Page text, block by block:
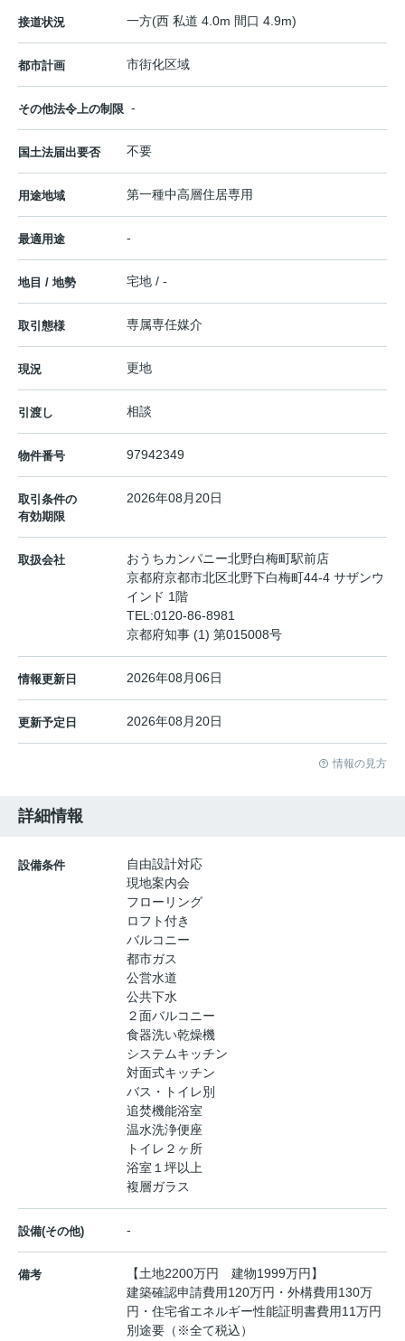
接道状況 一方(西 私道 4.0m 間口 4.9m)
都市計画 市街化区域
その他法令上の制限 -
国土法届出要否 不要
用途地域 第一種中高層住居専用
最適用途 -
地目 / 地勢 宅地 / -
取引態様 専属専任媒介
現況 更地
引渡し 相談
物件番号 97942349
取引条件の
有効期限
2026年08月20日
取扱会社
おうちカンパニー北野白梅町駅前店
京都府京都市北区北野下白梅町44-4 サザンウ
インド 1階
TEL:0120-86-8981
京都府知事 (1) 第015008号
情報更新日 2026年08月06日
更新予定日 2026年08月20日
情報の見方
詳細情報
設備条件
自由設計対応
現地案内会
フローリング
ロフト付き
バルコニー
都市ガス
公営水道
公共下水
２面バルコニー
食器洗い乾燥機
システムキッチン
対面式キッチン
バス・トイレ別
追焚機能浴室
温水洗浄便座
トイレ２ヶ所
浴室１坪以上
複層ガラス
設備(その他) -
備考
【土地2200万円 建物1999万円】
建築確認申請費用120万円・外構費用130万
円・住宅省エネルギー性能証明書費用11万円
別途要（※全て税込）